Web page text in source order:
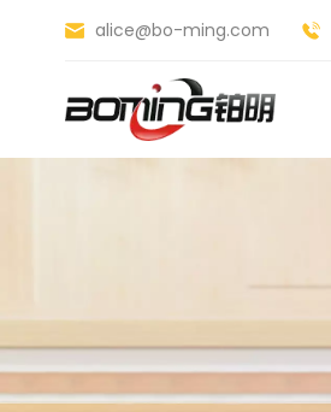
alice@bo-ming.com